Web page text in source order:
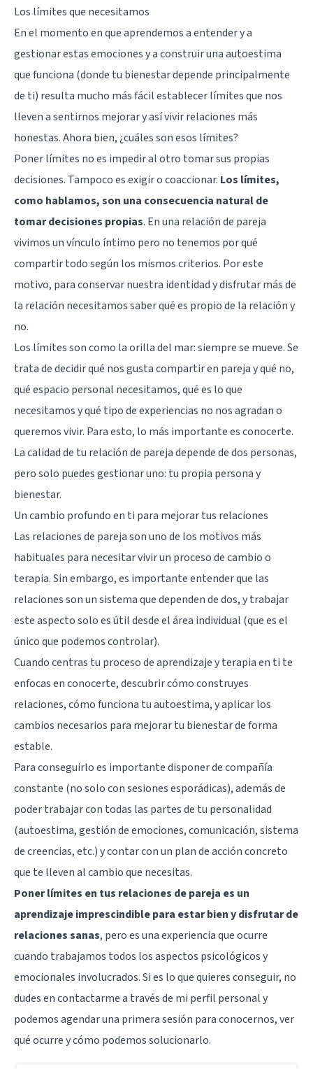
Los límites que necesitamos
En el momento en que aprendemos a entender y a
gestionar estas emociones y a construir una autoestima
que funciona (donde tu bienestar depende principalmente
de ti) resulta mucho más fácil establecer límites que nos
lleven a sentirnos mejorar y así vivir relaciones más
honestas. Ahora bien, ¿cuáles son esos límites?
Poner límites no es impedir al otro tomar sus propias
decisiones. Tampoco es exigir o coaccionar. Los límites,
como hablamos, son una consecuencia natural de
tomar decisiones propias. En una relación de pareja
vivimos un vínculo íntimo pero no tenemos por qué
compartir todo según los mismos criterios. Por este
motivo, para conservar nuestra identidad y disfrutar más de
la relación necesitamos saber qué es propio de la relación y
no.
Los límites son como la orilla del mar: siempre se mueve. Se
trata de decidir qué nos gusta compartir en pareja y qué no,
qué espacio personal necesitamos, qué es lo que
necesitamos y qué tipo de experiencias no nos agradan o
queremos vivir. Para esto, lo más importante es conocerte.
La calidad de tu relación de pareja depende de dos personas,
pero solo puedes gestionar uno: tu propia persona y
bienestar.
Un cambio profundo en ti para mejorar tus relaciones
Las relaciones de pareja son uno de los motivos más
habituales para necesitar vivir un proceso de cambio o
terapia. Sin embargo, es importante entender que las
relaciones son un sistema que dependen de dos, y trabajar
este aspecto solo es útil desde el área individual (que es el
único que podemos controlar).
Cuando centras tu proceso de aprendizaje y terapia en ti te
enfocas en conocerte, descubrir cómo construyes
relaciones, cómo funciona tu autoestima, y aplicar los
cambios necesarios para mejorar tu bienestar de forma
estable.
Para conseguirlo es importante disponer de compañía
constante (no solo con sesiones esporádicas), además de
poder trabajar con todas las partes de tu personalidad
(autoestima, gestión de emociones, comunicación, sistema
de creencias, etc.) y contar con un plan de acción concreto
que te lleven al cambio que necesitas.
Poner límites en tus relaciones de pareja es un
aprendizaje imprescindible para estar bien y disfrutar de
relaciones sanas, pero es una experiencia que ocurre
cuando trabajamos todos los aspectos psicológicos y
emocionales involucrados. Si es lo que quieres conseguir, no
dudes en contactarme a través de mi perfil personaly
podemos agendar una primera sesión para conocernos, ver
qué ocurre y cómo podemos solucionarlo.